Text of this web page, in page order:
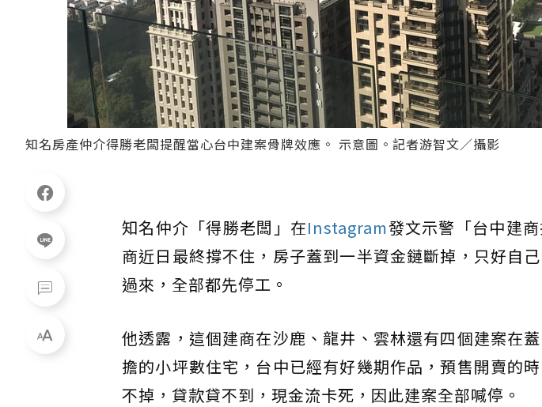
知名房產仲介得勝老闆提醒當心台中建案骨牌效應。 示意圖。記者游智文／攝影
知名仲介「得勝老闆」在Instagram發文示警「台中建
商近日最終撐不住，房子蓋到一半資金鏈斷掉，只好自
過來，全部都先停工。
他透露，這個建商在沙鹿、龍井、雲林還有四個建案在
擔的小坪數住宅，台中已經有好幾期作品，預售開賣的
不掉，貸款貸不到，現金流卡死，因此建案全部喊停。